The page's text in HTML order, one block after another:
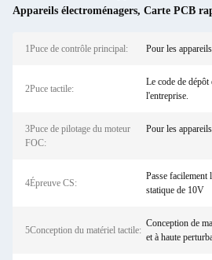
Appareils électroménagers, Carte PCB
1Puce de contrôle principal: Pour les
2Puce tactile:
Le code de dépôt
l'entreprise.
3Puce de pilotage du moteur
FOC:
Pour les
4Épreuve CS:
Passe facilement
statique de 10V
5Conception du matériel tactile:
Conception de
et à haute